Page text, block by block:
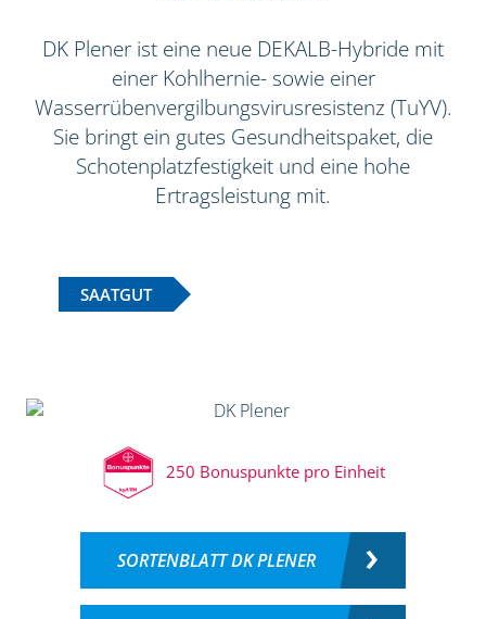
DK Plener ist eine neue DEKALB-Hybride mit
einer Kohlhernie- sowie einer
Wasserrübenvergilbungsvirusresistenz (TuYV).
Sie bringt ein gutes Gesundheitspaket, die
Schotenplatzfestigkeit und eine hohe
Ertragsleistung mit.
SAATGUT
250 Bonuspunkte pro Einheit
SORTENBLATT DK PLENER